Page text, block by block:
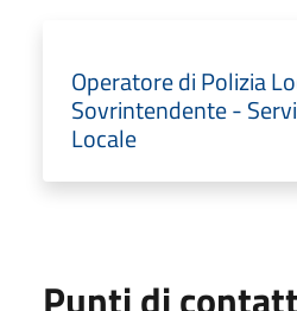
Operatore di Polizia
Sovrintendente -
Locale